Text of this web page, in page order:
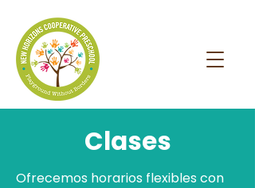
Clases
Ofrecemos horarios flexibles con